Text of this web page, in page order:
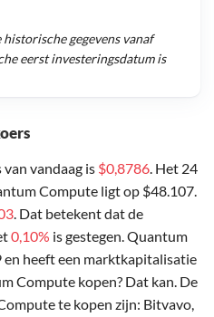
vandaag is $0,8786. Het 24
Compute ligt op $48.107.
. Dat betekent dat de
0,10% is gestegen. Quantum
heeft een marktkapitalisatie
Compute kopen? Dat kan. De
te kopen zijn: Bitvavo,
gegevens vanaf
eerst investeringsdatum is